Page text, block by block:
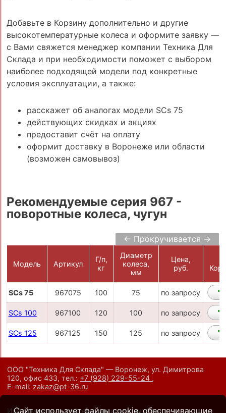
Добавьте в Корзину дополнительно и другие
высокотемпературные колеса и оформите заявку —
с Вами свяжется менеджер компании Техника Для
Склада и при необходимости поможет с выбором
наиболее подходящей модели под конкретные
условия эксплуатации, а также:
расскажет об аналогах модели SCs 75
действующих скидках и акциях
предоставит счёт на оплату
оформит доставку в Воронеже или области
(возможен самовывоз)
Рекомендуемые серия 967 -
поворотные колеса, чугун
← Прокручивается →
Модель Артикул
Г/п,
кг
Диаметр
колеса,
мм
Цена,
руб.
SCs 75 967075 100 75 по запросу
SCs 100 967100 120 100 по запросу
SCs 125 967125 150 125 по запросу
ООО "Техника Для Склада" — Воронеж, ул. Димитрова
120, офис 433,тел.: +7 (928) 229-55-24 ,
E-mail: zakaz@pt-36.ru
Информация на сайте носит исключительно
Сайт использует файлы cookie, обеспечивающие